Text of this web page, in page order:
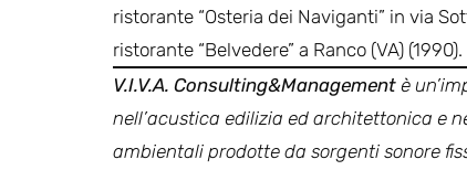
ristorante “Osteria dei Naviganti” in via
ristorante “Belvedere” a Ranco (VA) (1990).
V.I.V.A. Consulting&Management è
nell’acustica edilizia ed architettonica e
ambientali prodotte da sorgenti sonore